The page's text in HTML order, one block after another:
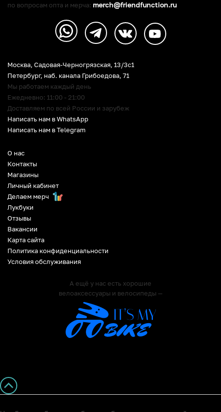
О нас
Контакты
Магазины
Личный кабинет
Делаем мерч
Лукбуки
Отзывы
Вакансии
Карта сайта
Политика конфиденциальности
Условия обслуживания
А ещё у нас есть хорошие
велоаксессуары и велосипеды —
Москва, Садовая-Черногрязская, 13/3c1
Петербург, наб. канала Грибоедова, 71
Мы работаем каждый день
Ежедневно: 11:00 - 21:00
Доставляем по всей России и зарубеж
Написать нам в WhatsApp
Написать нам в Telegram
по вопросам опта и мерча: merch@friendfunction.ru